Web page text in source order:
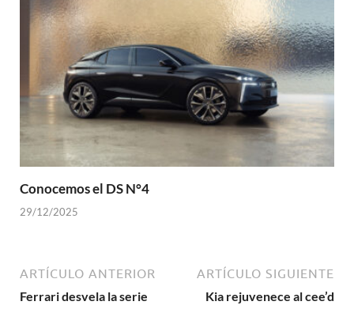
Conocemos el DS N°4
29/12/2025
ARTÍCULO ANTERIOR
Ferrari desvela la serie
ARTÍCULO SIGUIENTE
Kia rejuvenece al cee’d